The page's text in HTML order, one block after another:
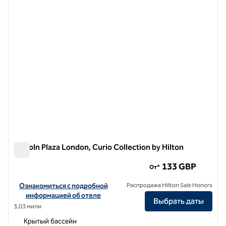
1 из 12
Lincoln Plaza London, Curio Collection by Hilton
Посмотреть информацию об отеле Lincoln Plaza London, Curio
Ознакомиться с подробной
информацией об отеле
3,03 мили
От* 133 GBP
Распродажа Hilton Sale Honors
Выбрать даты
Крытый бассейн